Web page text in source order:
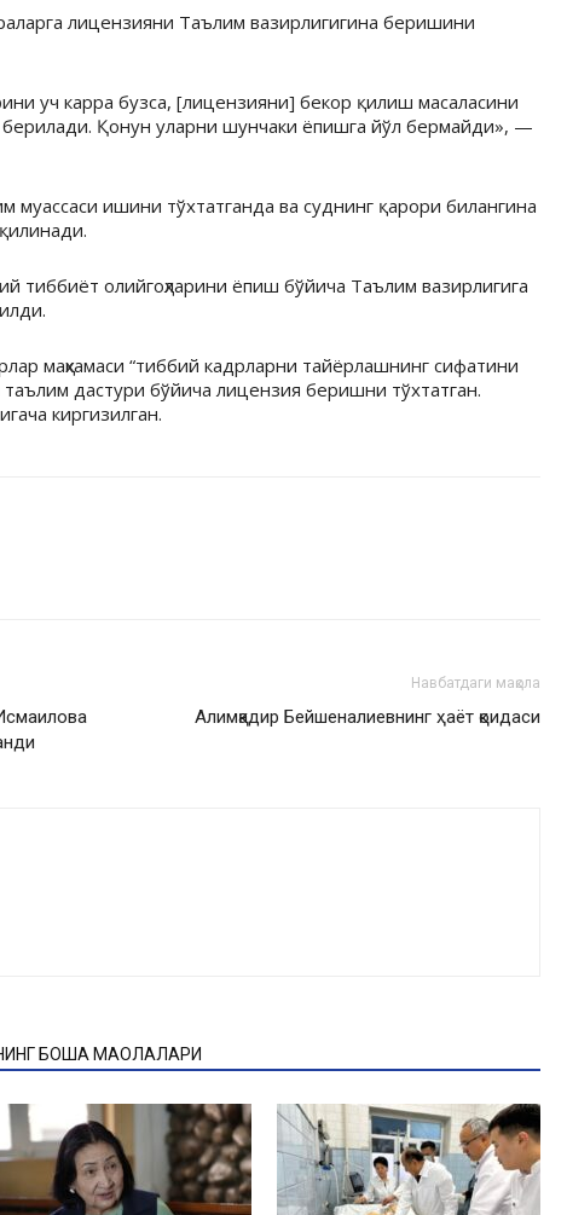
лицензияни Таълим вазирлигигина беришини
уч карра бузса, [лицензияни] бекор қилиш масаласини
Қонун уларни шунчаки ёпишга йўл бермайди», —
муассаси ишини тўхтатганда ва суднинг қарори билангина
тиббиёт олийгоҳларини ёпиш бўйича Таълим вазирлигига
маҳкамаси “тиббий кадрларни тайёрлашнинг сифатини
дастури бўйича лицензия беришни тўхтатган.
киргизилган.
Навбатдаги мақола
Алимқадир Бейшеналиевнинг ҳаёт қоидаси
БОШҚА МАҚОЛАЛАРИ